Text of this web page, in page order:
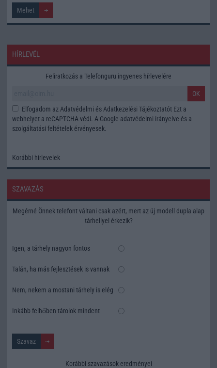
HÍRLEVÉL
Feliratkozás a Telefonguru ingyenes hírlevelére
OK
Elfogadom az Adatvédelmi és Adatkezelési Tájékoztatót Ezt a
webhelyet a reCAPTCHA védi. A Google adatvédelmi irányelve és a
szolgáltatási feltételek érvényesek.
Korábbi hírlevelek
SZAVAZÁS
Megérné Önnek telefont váltani csak azért, mert az új modell dupla alap
tárhellyel érkezik?
Igen, a tárhely nagyon fontos
Talán, ha más fejlesztések is vannak
Nem, nekem a mostani tárhely is elég
Inkább felhőben tárolok mindent
Korábbi szavazások eredményei